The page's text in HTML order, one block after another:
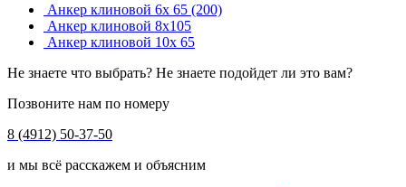
Анкер клиновой 6х 65 (200)
Анкер клиновой 8х105
Анкер клиновой 10х 65
Не знаете что выбрать? Не знаете подойдет ли это вам?
Позвоните нам по номеру
8 (4912) 50-37-50
и мы всё расскажем и объясним